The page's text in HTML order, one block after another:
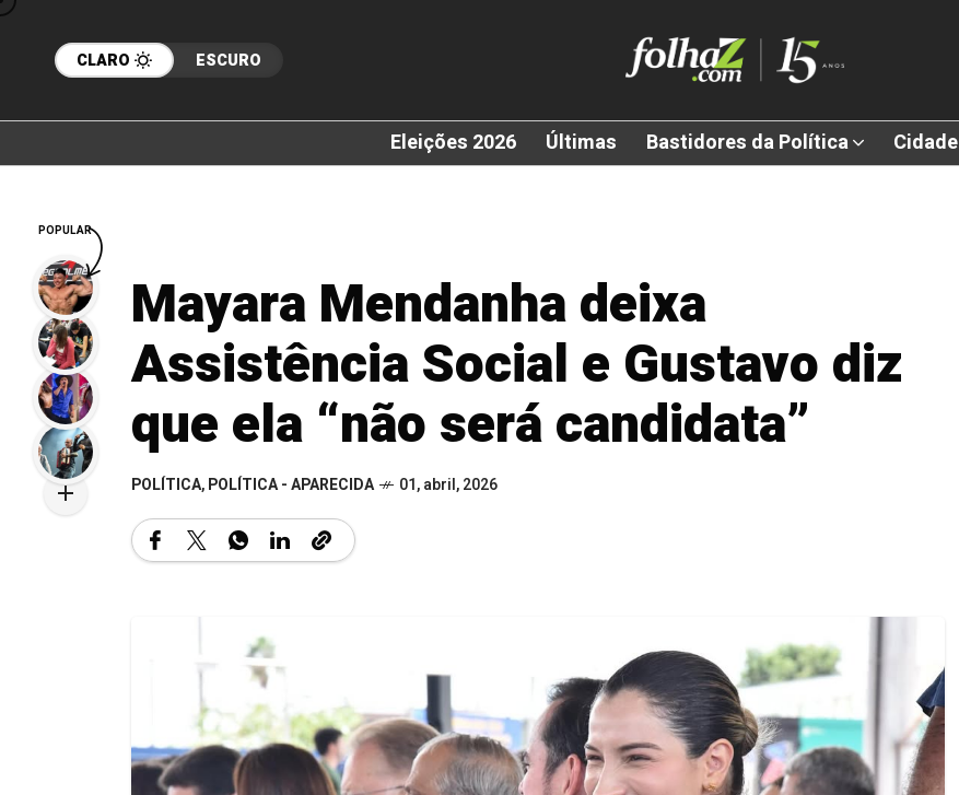
CLARO ESCURO
Eleições 2026 Últimas Bastidores da Política Cidade
Mayara Mendanha deixa
Assistência Social e Gustavo diz
que ela “não será candidata”
POLÍTICA,POLÍTICA - APARECIDA 01, abril, 2026
POPULAR